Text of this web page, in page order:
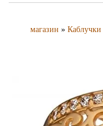
магазин » Каблучки